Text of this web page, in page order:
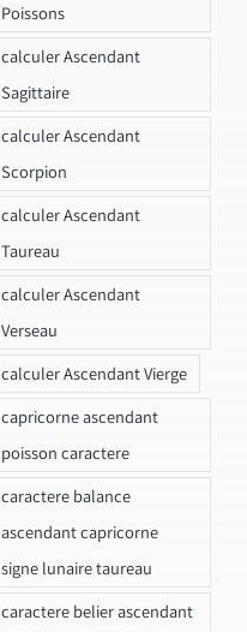
Poissons
calculer Ascendant
Sagittaire
calculer Ascendant
Scorpion
calculer Ascendant
Taureau
calculer Ascendant
Verseau
calculer Ascendant Vierge
capricorne ascendant
poisson caractere
caractere balance
ascendant capricorne
signe lunaire taureau
caractere belier ascendant